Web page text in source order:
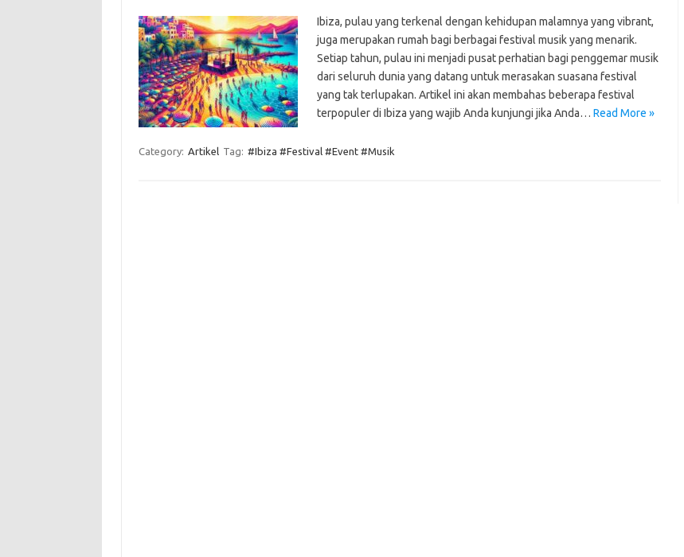
Ibiza, pulau yang terkenal dengan kehidupan malamnya yang vibrant,
juga merupakan rumah bagi berbagai festival musik yang menarik.
Setiap tahun, pulau ini menjadi pusat perhatian bagi penggemar musik
dari seluruh dunia yang datang untuk merasakan suasana festival
yang tak terlupakan. Artikel ini akan membahas beberapa festival
terpopuler di Ibiza yang wajib Anda kunjungi jika Anda… Read More »
Category: Artikel Tag: #Ibiza #Festival #Event #Musik